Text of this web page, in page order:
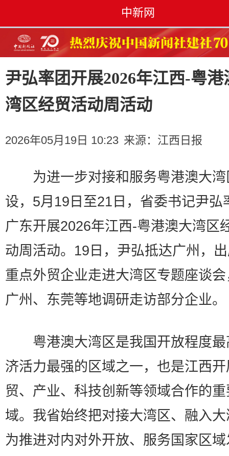
中新网
尹弘率团开展2026年江西-粤港
湾区经贸活动周活动
2026年05月19日 10:23 来源： 江西日报
为进一步对接和服务粤港澳大湾
设，5月19日至21日，省委书记尹弘
广东开展2026年江西-粤港澳大湾区
动周活动。19日，尹弘抵达广州，
重点外贸企业走进大湾区专题座谈
广州、东莞等地调研走访部分企业。
粤港澳大湾区是我国开放程度最
济活力最强的区域之一，也是江西
贸、产业、科技创新等领域合作的
域。我省始终把对接大湾区、融入
为推进对内对外开放、服务国家区